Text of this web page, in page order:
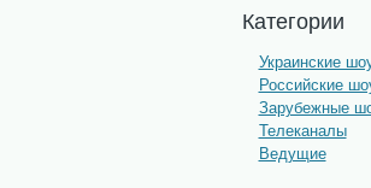
Категории
Украинские
Российские
Зарубежные
Телеканалы
Ведущие